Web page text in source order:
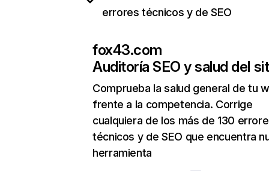
errores técnicos y de SEO
fox43.com
Auditoría SEO y salud del
Comprueba la salud general de tu
frente a la competencia. Corrige
cualquiera de los más de 130
técnicos y de SEO que encuentra
herramienta